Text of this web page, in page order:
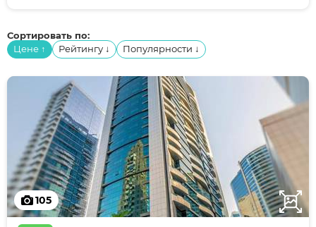
Сортировать по:
Цене ↑ Рейтингу ↓ Популярности ↓
105